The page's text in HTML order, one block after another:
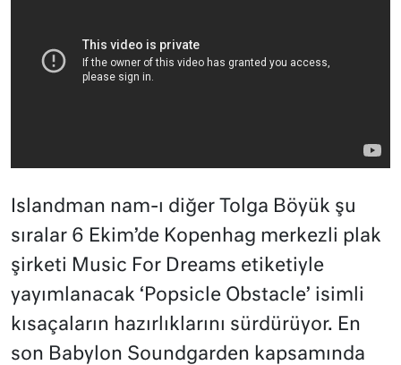
Islandman nam-ı diğer Tolga Böyük şu
sıralar 6 Ekim’de Kopenhag merkezli plak
şirketi Music For Dreams etiketiyle
yayımlanacak ‘Popsicle Obstacle’ isimli
kısaçaların hazırlıklarını sürdürüyor. En
son Babylon Soundgarden kapsamında